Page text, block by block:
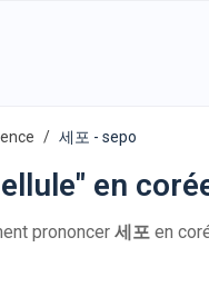
세포 - sepo
en
prononcer 세포 en